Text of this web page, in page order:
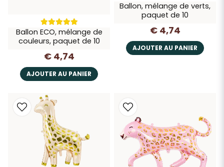
Ballon ECO, mélange de
couleurs, paquet de 10
€ 4,74
AJOUTER AU PANIER
Ballon, mélange de verts,
paquet de 10
€ 4,74
AJOUTER AU PANIER